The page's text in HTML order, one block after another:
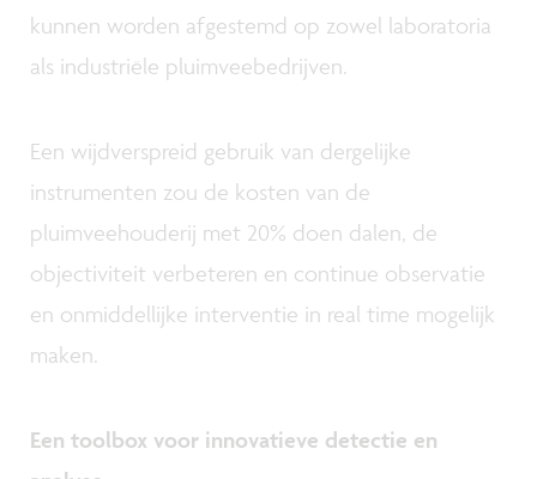
kunnen worden afgestemd op zowel laboratoria
als industriële pluimveebedrijven.
Een wijdverspreid gebruik van dergelijke
instrumenten zou de kosten van de
pluimveehouderij met 20% doen dalen, de
objectiviteit verbeteren en continue observatie
en onmiddellijke interventie in real time mogelijk
maken.
Een toolbox voor innovatieve detectie en